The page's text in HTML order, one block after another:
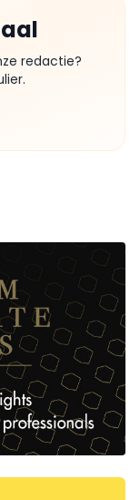
redactie?